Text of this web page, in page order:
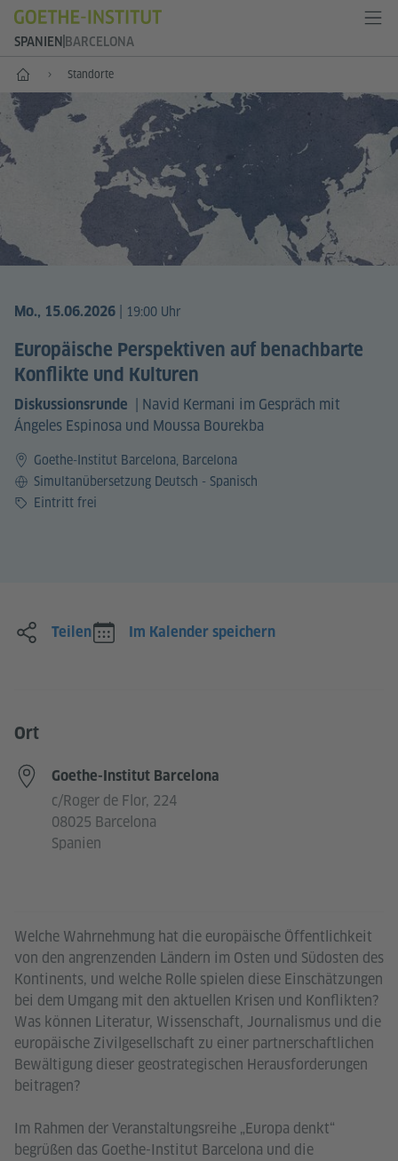
SPANIEN BARCELONA
Start Standorte
Mo., 15.06.2026 19:00 Uhr
Europäische Perspektiven auf benachbarte
Konflikte und Kulturen
Diskussionsrunde | Navid Kermani im Gespräch mit
Ángeles Espinosa und Moussa Bourekba
Goethe-Institut Barcelona, Barcelona
SpracheSimultanübersetzung Deutsch - Spanisch
PreisEintritt frei
Welche Wahrnehmung hat die europäische Öffentlichkeit
von den angrenzenden Ländern im Osten und Südosten des
Kontinents, und welche Rolle spielen diese Einschätzungen
bei dem Umgang mit den aktuellen Krisen und Konflikten?
Was können Literatur, Wissenschaft, Journalismus und die
europäische Zivilgesellschaft zu einer partnerschaftlichen
Bewältigung dieser geostrategischen Herausforderungen
beitragen?
Im Rahmen der Veranstaltungsreihe „Europa denkt“
begrüßen das Goethe-Institut Barcelona und die
Teilen Im Kalender speichern
Ort
Goethe-Institut Barcelona
c/Roger de Flor, 224
08025 Barcelona
Spanien